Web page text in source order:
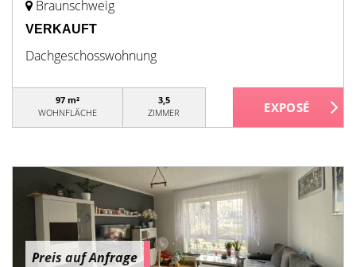
Braunschweig
VERKAUFT
Dachgeschosswohnung
97 m²
WOHNFLÄCHE
3,5
ZIMMER
Preis auf Anfrage